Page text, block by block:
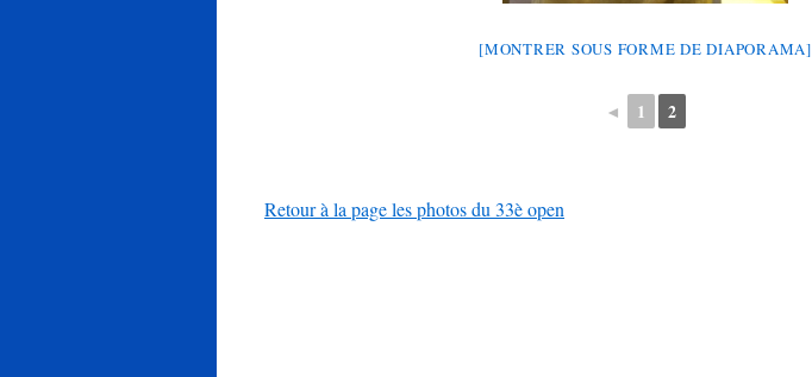
[MONTRER SOUS FORME DE DIAPORAMA]
◄ 1 2
Retour à la page les photos du 33è open